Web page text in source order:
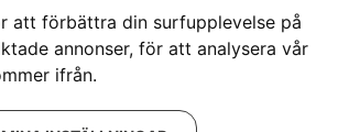
att förbättra din surfupplevelse på
annonser, för att analysera vår
ifrån.